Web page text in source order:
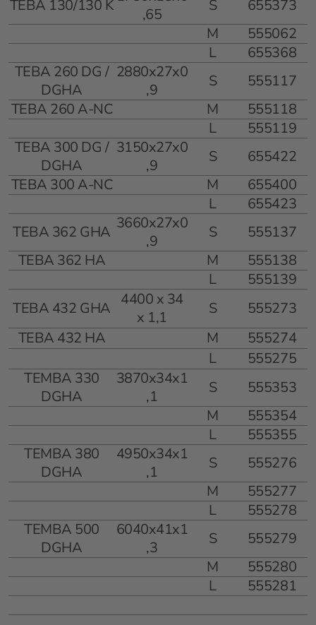
TEBA 130/130 K
,65
S
655373
M
555062
L
655368
TEBA 260 DG /
DGHA
2880x27x0
,9
S
555117
TEBA 260 A-NC
M
555118
L
555119
TEBA 300 DG /
DGHA
3150x27x0
,9
S
655422
TEBA 300 A-NC
M
655400
L
655423
TEBA 362 GHA 3660x27x0
,9
S
555137
TEBA 362 HA
M
555138
L
555139
TEBA 432 GHA 4400 x 34
x 1,1
S
555273
TEBA 432 HA
M
555274
L
555275
TEMBA 330
DGHA
3870x34x1
,1
S
555353
M
555354
L
555355
TEMBA 380
DGHA
4950x34x1
,1
S
555276
M
555277
L
555278
TEMBA 500
DGHA
6040x41x1
,3
S
555279
M
555280
L
555281